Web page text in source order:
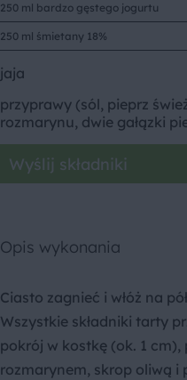
250 ml bardzo gęstego jogurtu
250 ml śmietany 18%
jaja
przyprawy (sól, pieprz
rozmarynu, dwie gałązki
Wyślij składniki
Opis wykonania
Ciasto zagnieć i włóż na
Wszystkie składniki tarty
pokrój w kostkę (ok. 1
rozmarynem, skrop oliwą i